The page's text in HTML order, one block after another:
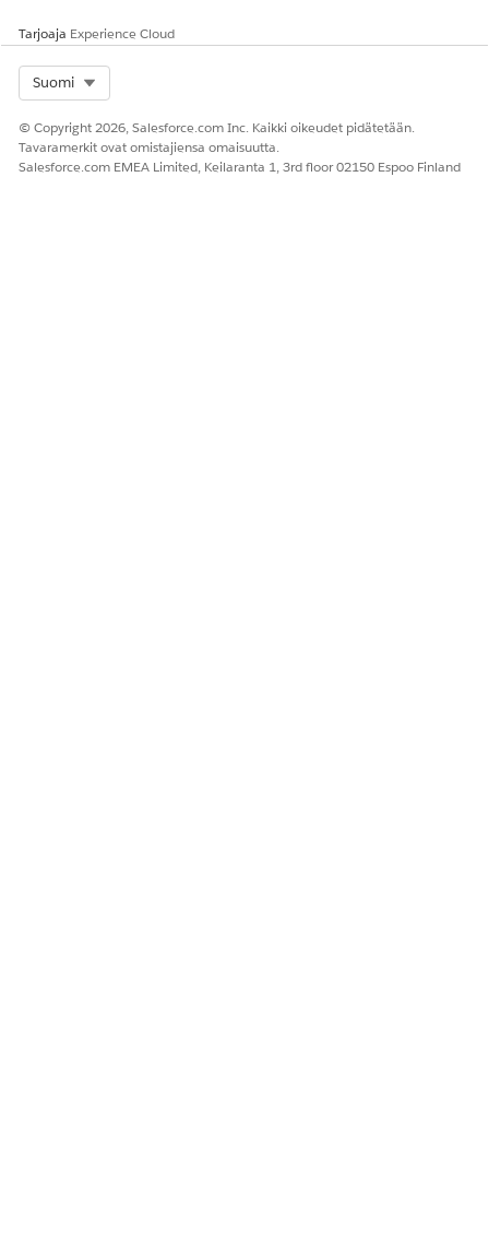
Tarjoaja Experience Cloud
Suomi
© Copyright 2026, Salesforce.com Inc. Kaikki oikeudet pidätetään.
Tavaramerkit ovat omistajiensa omaisuutta.
Salesforce.com EMEA Limited, Keilaranta 1, 3rd floor 02150 Espoo Finland